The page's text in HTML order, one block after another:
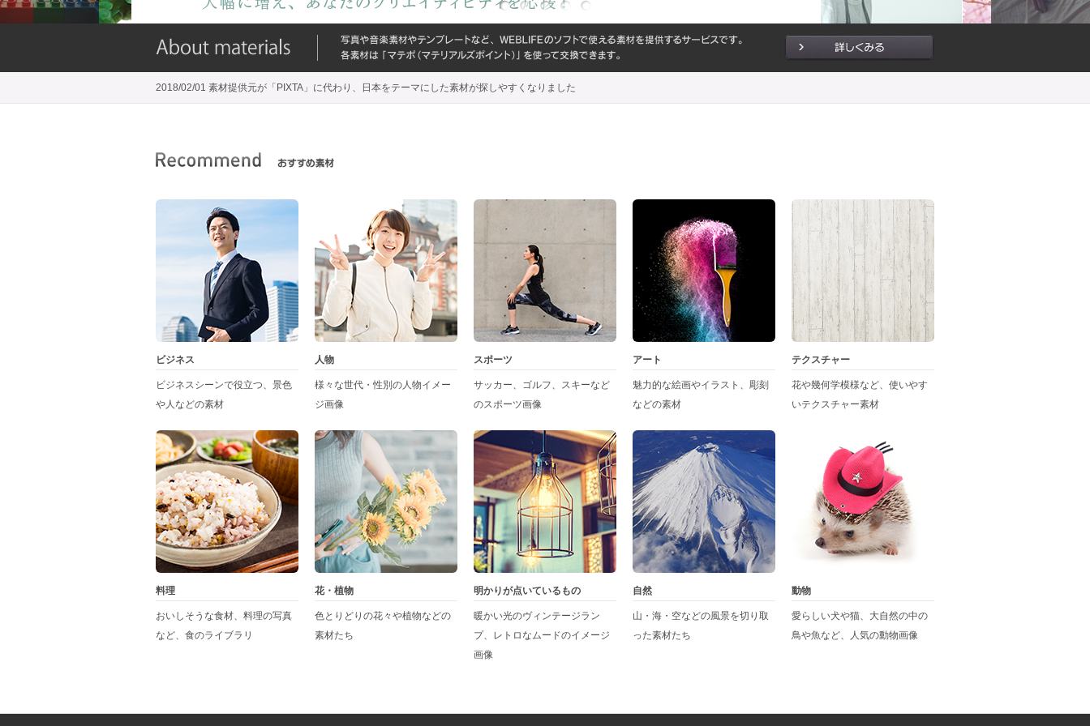
2018/02/01 素材提供元が「PIXTA」に代わり、日本をテーマにした素材が探しやすくなりました
ビジネス
ビジネスシーンで役立つ、景色
や人などの素材
人物
様々な世代・性別の人物イメー
ジ画像
スポーツ
サッカー、ゴルフ、スキーなど
のスポーツ画像
アート
魅力的な絵画やイラスト、彫刻
などの素材
テクスチャー
花や幾何学模様など、使いやす
いテクスチャー素材
料理
おいしそうな食材、料理の写真
など、食のライブラリ
花・植物
色とりどりの花々や植物などの
素材たち
明かりが点いているもの
暖かい光のヴィンテージラン
プ、レトロなムードのイメージ
画像
自然
山・海・空などの風景を切り取
った素材たち
動物
愛らしい犬や猫、大自然の中の
鳥や魚など、人気の動物画像